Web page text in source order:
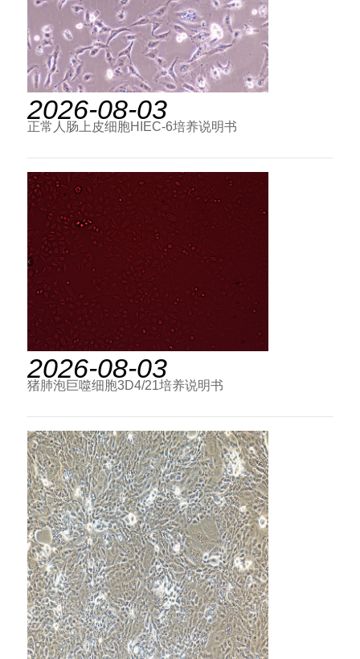
2026-08-03
正常人肠上皮细胞HIEC-6培养说明书
2026-08-03
猪肺泡巨噬细胞3D4/21培养说明书